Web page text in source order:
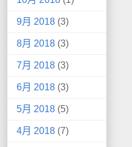
9月 2018 (3)
8月 2018 (3)
7月 2018 (3)
6月 2018 (3)
5月 2018 (5)
4月 2018 (7)